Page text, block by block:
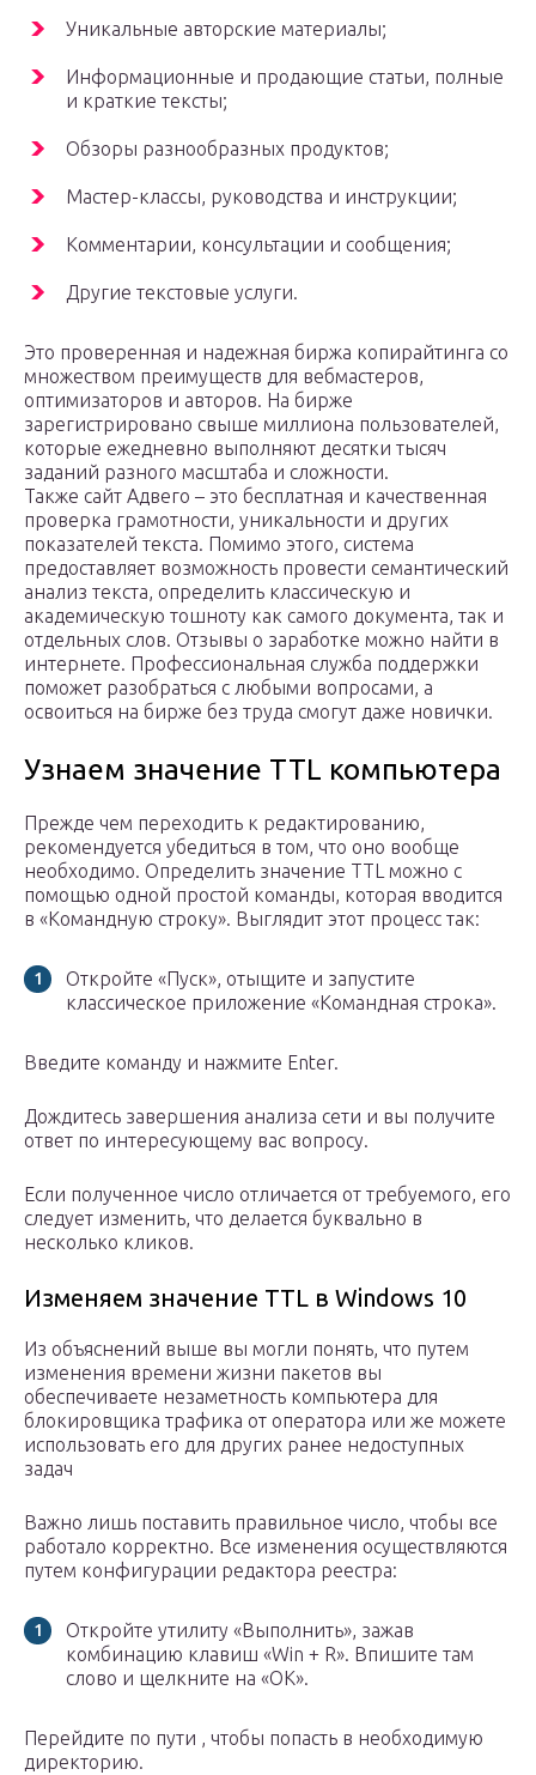
Уникальные авторские материалы;
Информационные и продающие статьи, полные
и краткие тексты;
Обзоры разнообразных продуктов;
Мастер-классы, руководства и инструкции;
Комментарии, консультации и сообщения;
Другие текстовые услуги.
Это проверенная и надежная биржа копирайтинга со
множеством преимуществ для вебмастеров,
оптимизаторов и авторов. На бирже
зарегистрировано свыше миллиона пользователей,
которые ежедневно выполняют десятки тысяч
заданий разного масштаба и сложности.
Также сайт Адвего – это бесплатная и качественная
проверка грамотности, уникальности и других
показателей текста. Помимо этого, система
предоставляет возможность провести семантический
анализ текста, определить классическую и
академическую тошноту как самого документа, так и
отдельных слов. Отзывы о заработке можно найти в
интернете. Профессиональная служба поддержки
поможет разобраться с любыми вопросами, а
освоиться на бирже без труда смогут даже новички.
Узнаем значение TTL компьютера
Прежде чем переходить к редактированию,
рекомендуется убедиться в том, что оно вообще
необходимо. Определить значение TTL можно с
помощью одной простой команды, которая вводится
в «Командную строку». Выглядит этот процесс так:
Откройте «Пуск», отыщите и запустите
классическое приложение «Командная строка».
Введите команду и нажмите Enter.
Дождитесь завершения анализа сети и вы получите
ответ по интересующему вас вопросу.
Если полученное число отличается от требуемого, его
следует изменить, что делается буквально в
несколько кликов.
Изменяем значение TTL в Windows 10
Из объяснений выше вы могли понять, что путем
изменения времени жизни пакетов вы
обеспечиваете незаметность компьютера для
блокировщика трафика от оператора или же можете
использовать его для других ранее недоступных
задач
Важно лишь поставить правильное число, чтобы все
работало корректно. Все изменения осуществляются
путем конфигурации редактора реестра:
Откройте утилиту «Выполнить», зажав
комбинацию клавиш «Win + R». Впишите там
слово и щелкните на «ОК».
Перейдите по пути , чтобы попасть в необходимую
директорию.